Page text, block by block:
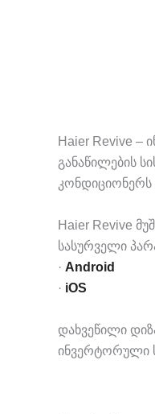
Haier Revive
განაწილების
კონდიციონერს
Haier Revive
სასურველი
· Android
· iOS
დახვეწილი
ინვერტორული